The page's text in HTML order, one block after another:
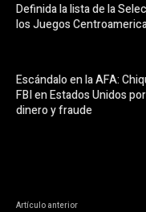
Definida la lista de la
los Juegos
Escándalo en la AFA:
FBI en Estados Unidos
dinero y fraude
Artículo anterior